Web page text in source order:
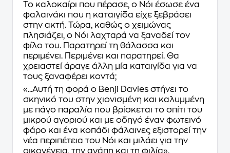
Το καλοκαίρι που πέρασε, ο Νόι έσωσε ένα
φαλαινάκι που η καταιγίδα είχε ξεβράσει
στην ακτή. Τώρα, καθώς ο χειμώνας
πλησιάζει, ο Νόι λαχταρά να ξαναδεί τον
φίλο του. Παρατηρεί τη θάλασσα και
περιμένει. Περιμένει και παρατηρεί. Θα
χρειαστεί άραγε άλλη μία καταιγίδα για να
τους ξαναφέρει κοντά;
«...Αυτή τη φορά ο Benji Davies στήνει το
σκηνικό του στην χιονισμένη και καλυμμένη
με πάγο παραλία που βρίσκεται το σπίτι του
μικρού αγοριού και με οδηγό έναν φωτεινό
φάρο και ένα κοπάδι φάλαινες εξιστορεί την
νέα περιπέτεια του Νόι και μιλάει για την
οικογένεια, την αγάπη και τη φιλία».